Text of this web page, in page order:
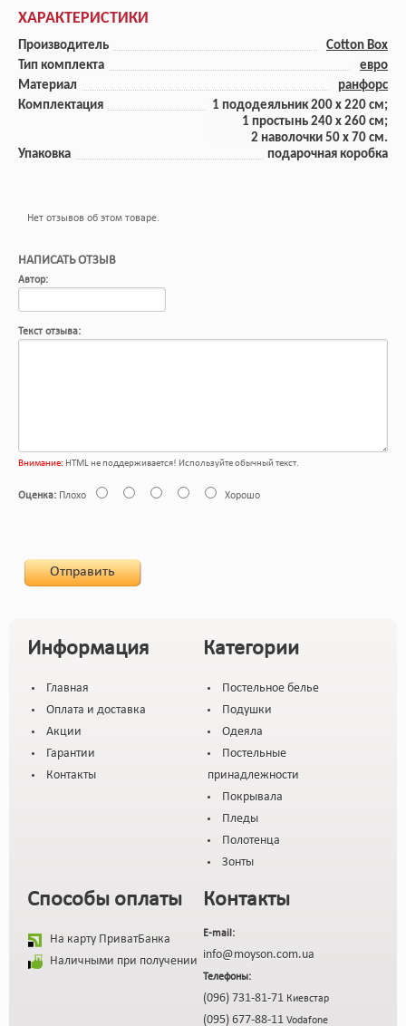
ХАРАКТЕРИСТИКИ
Производитель
Cotton Box
Тип комплекта
евро
Материал
ранфорс
Комплектация
1 пододеяльник 200 x 220 см;
1 прoстынь 240 x 260 см;
2 наволочки 50 x 70 см.
Упаковка
подарочная коробка
Нет отзывов об этом товаре.
НАПИСАТЬ ОТЗЫВ
Автор:
Текст отзыва:
Внимание: HTML не поддерживается! Используйте обычный текст.
Оценка: Плохо Хорошо
Отправить
Информация
Главная
Оплата и доставка
Акции
Гарантии
Контакты
Категории
Постельное белье
Подушки
Одеяла
Постельные
принадлежности
Покрывала
Пледы
Полотенца
Зонты
Способы оплаты
На карту ПриватБанка
Наличными при получении
Контакты
E-mail:
info@moyson.com.ua
Телефоны:
(096) 731-81-71 Киевстар
(095) 677-88-11 Vodafone